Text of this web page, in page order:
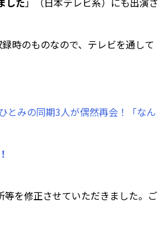
時のものなので、テレビを通して
とみの同期3人が偶然再会！「なん
を修正させていただきました。ご